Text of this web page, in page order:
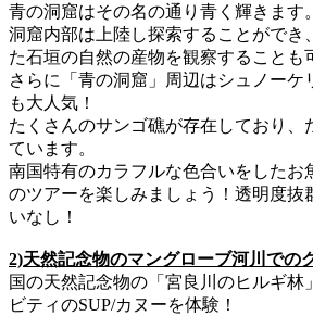
青の洞窟はその名の通り青く輝きます。
洞窟内部は上陸し探索することができ
た石垣の自然の産物を観察することも
さらに「青の洞窟」周辺はシュノーケ
も大人気！
たくさんのサンゴ礁が存在しており、
ています。
南国特有のカラフルな色合いをしたお
のツアーを楽しみましょう！透明度抜
いなし！
2)天然記念物のマングローブ河川での
国の天然記念物の「宮良川のヒルギ林
ビティのSUP/カヌーを体験！